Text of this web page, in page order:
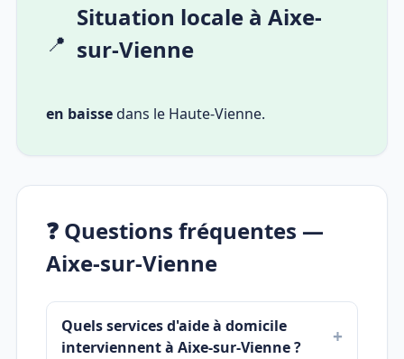
📍
Situation locale à Aixe-
sur-Vienne
en baissedans le Haute-Vienne.
❓ Questions fréquentes —
Aixe-sur-Vienne
Quels services d'aide à domicile
interviennent à Aixe-sur-Vienne ?